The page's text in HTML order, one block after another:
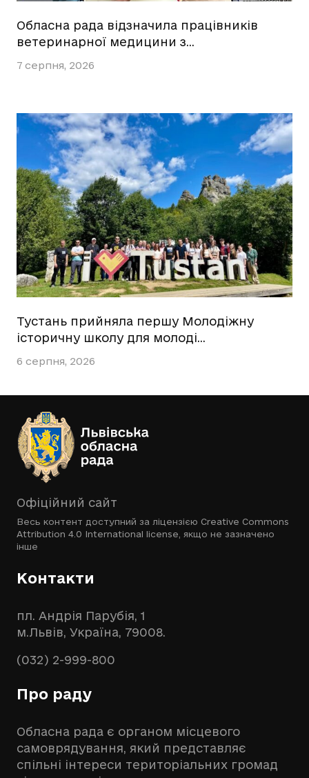
Обласна рада відзначила працівників
ветеринарної медицини з…
7 серпня, 2026
Тустань прийняла першу Молодіжну
історичну школу для молоді…
6 серпня, 2026
Офіційний сайт
Весь контент доступний за ліцензією Creative Commons
Attribution 4.0 International license , якщо не зазначено
інше
Контакти
пл. Андрія Парубія, 1
м.Львів, Україна, 79008.
(032) 2-999-800
Про раду
Обласна рада є органом місцевого
самоврядування, який представляє
спільні інтереси територіальних громад